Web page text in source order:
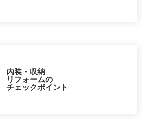
内装・収納
リフォームの
チェックポイント